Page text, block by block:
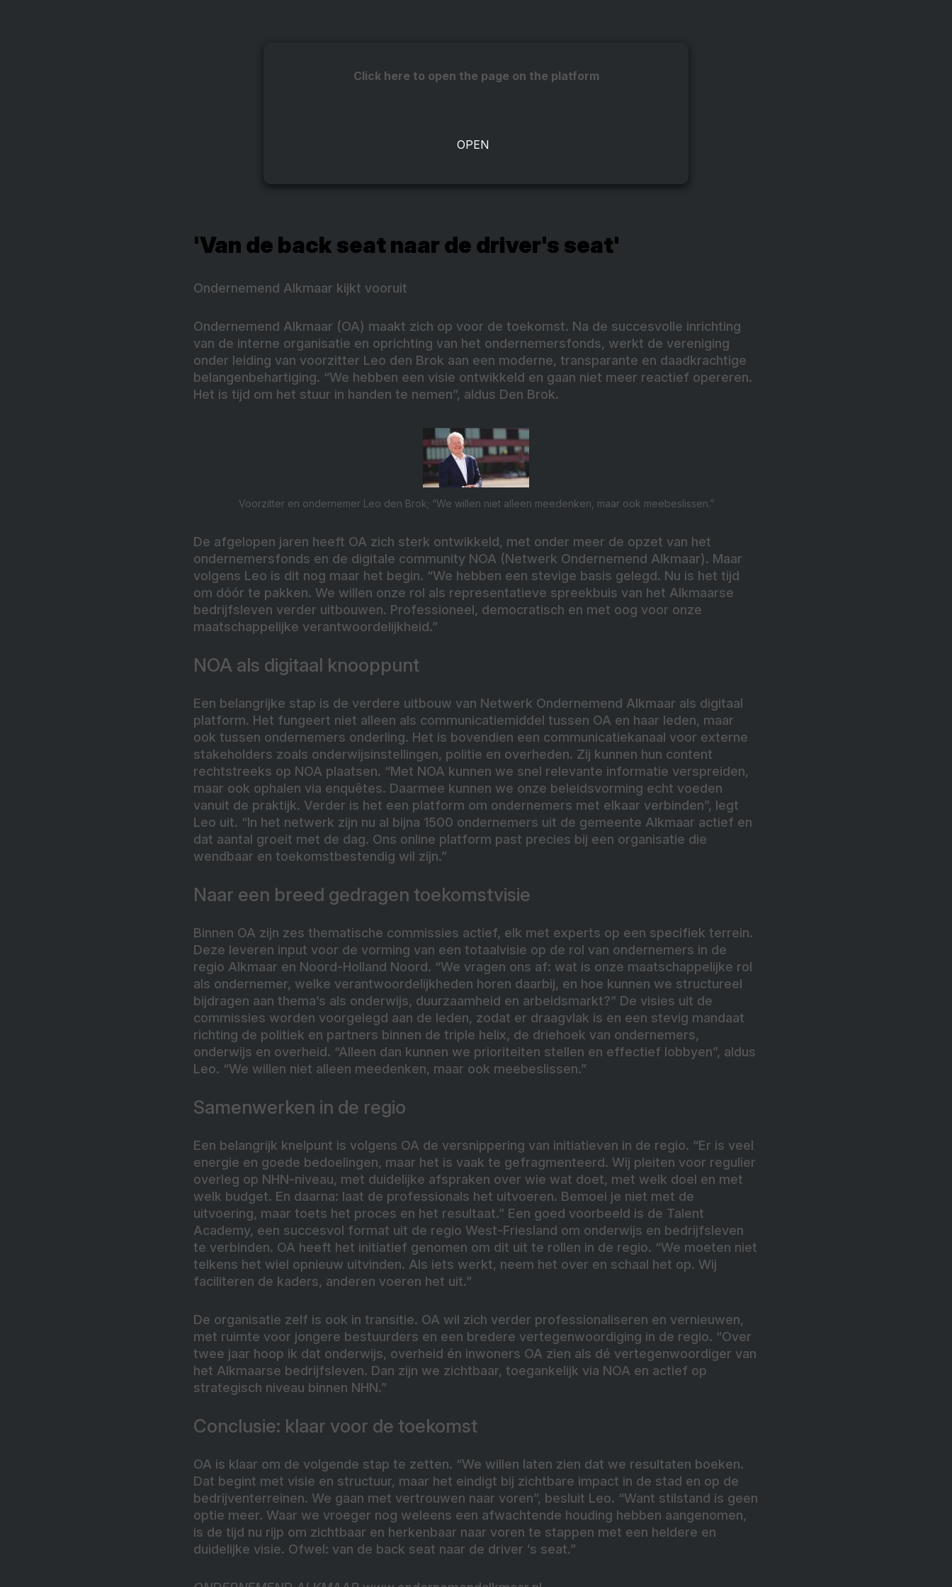
Click here to open the page on the platform
'Van de back seat naar de driver's seat'
Ondernemend Alkmaar kijkt vooruit
Ondernemend Alkmaar (OA) maakt zich op voor de toekomst. Na de succesvolle inrichting
van de interne organisatie en oprichting van het ondernemersfonds, werkt de vereniging
onder leiding van voorzitter Leo den Brok aan een moderne, transparante en daadkrachtige
belangenbehartiging. “We hebben een visie ontwikkeld en gaan niet meer reactief opereren.
Het is tijd om het stuur in handen te nemen”, aldus Den Brok.
Voorzitter en ondernemer Leo den Brok; “We willen niet alleen meedenken, maar ook meebeslissen.”
De afgelopen jaren heeft OA zich sterk ontwikkeld, met onder meer de opzet van het
ondernemersfonds en de digitale community NOA (Netwerk Ondernemend Alkmaar). Maar
volgens Leo is dit nog maar het begin. “We hebben een stevige basis gelegd. Nu is het tijd
om dóór te pakken. We willen onze rol als representatieve spreekbuis van het Alkmaarse
bedrijfsleven verder uitbouwen. Professioneel, democratisch en met oog voor onze
maatschappelijke verantwoordelijkheid.”
NOA als digitaal knooppunt
Een belangrijke stap is de verdere uitbouw van Netwerk Ondernemend Alkmaar als digitaal
platform. Het fungeert niet alleen als communicatiemiddel tussen OA en haar leden, maar
ook tussen ondernemers onderling. Het is bovendien een communicatiekanaal voor externe
stakeholders zoals onderwijsinstellingen, politie en overheden. Zij kunnen hun content
rechtstreeks op NOA plaatsen. “Met NOA kunnen we snel relevante informatie verspreiden,
maar ook ophalen via enquêtes. Daarmee kunnen we onze beleidsvorming echt voeden
vanuit de praktijk. Verder is het een platform om ondernemers met elkaar verbinden”, legt
Leo uit. “In het netwerk zijn nu al bijna 1500 ondernemers uit de gemeente Alkmaar actief en
dat aantal groeit met de dag. Ons online platform past precies bij een organisatie die
wendbaar en toekomstbestendig wil zijn.”
Naar een breed gedragen toekomstvisie
Binnen OA zijn zes thematische commissies actief, elk met experts op een specifiek terrein.
Deze leveren input voor de vorming van een totaalvisie op de rol van ondernemers in de
regio Alkmaar en Noord-Holland Noord. “We vragen ons af: wat is onze maatschappelijke rol
als ondernemer, welke verantwoordelijkheden horen daarbij, en hoe kunnen we structureel
bijdragen aan thema’s als onderwijs, duurzaamheid en arbeidsmarkt?” De visies uit de
commissies worden voorgelegd aan de leden, zodat er draagvlak is en een stevig mandaat
richting de politiek en partners binnen de triple helix, de driehoek van ondernemers,
onderwijs en overheid. “Alleen dan kunnen we prioriteiten stellen en effectief lobbyen”, aldus
Leo. “We willen niet alleen meedenken, maar ook meebeslissen.”
Samenwerken in de regio
Een belangrijk knelpunt is volgens OA de versnippering van initiatieven in de regio. “Er is veel
energie en goede bedoelingen, maar het is vaak te gefragmenteerd. Wij pleiten voor regulier
overleg op NHN-niveau, met duidelijke afspraken over wie wat doet, met welk doel en met
welk budget. En daarna: laat de professionals het uitvoeren. Bemoei je niet met de
uitvoering, maar toets het proces en het resultaat.” Een goed voorbeeld is de Talent
Academy, een succesvol format uit de regio West-Friesland om onderwijs en bedrijfsleven
te verbinden. OA heeft het initiatief genomen om dit uit te rollen in de regio. “We moeten niet
telkens het wiel opnieuw uitvinden. Als iets werkt, neem het over en schaal het op. Wij
faciliteren de kaders, anderen voeren het uit.”
De organisatie zelf is ook in transitie. OA wil zich verder professionaliseren en vernieuwen,
met ruimte voor jongere bestuurders en een bredere vertegenwoordiging in de regio. “Over
twee jaar hoop ik dat onderwijs, overheid én inwoners OA zien als dé vertegenwoordiger van
het Alkmaarse bedrijfsleven. Dan zijn we zichtbaar, toegankelijk via NOA en actief op
strategisch niveau binnen NHN.”
Conclusie: klaar voor de toekomst
OA is klaar om de volgende stap te zetten. “We willen laten zien dat we resultaten boeken.
Dat begint met visie en structuur, maar het eindigt bij zichtbare impact in de stad en op de
bedrijventerreinen. We gaan met vertrouwen naar voren”, besluit Leo. “Want stilstand is geen
optie meer. Waar we vroeger nog weleens een afwachtende houding hebben aangenomen,
is de tijd nu rijp om zichtbaar en herkenbaar naar voren te stappen met een heldere en
duidelijke visie. Ofwel: van de back seat naar de driver ’s seat.”